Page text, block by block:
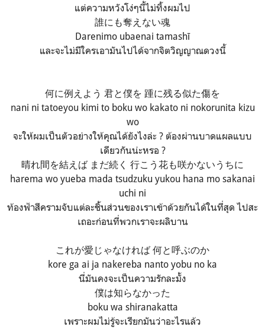
แต่ความหวังโง่ๆนี้ไม่ทิ้งผมไป
誰にも奪えない魂
Darenimo ubaenai tamashī
และจะไม่มีใครเอามันไปได้จากจิตวิญญาณดวงนี้
何に例えよう 君と僕を 踵に残る似た傷を
nani ni tatoeyou kimi to boku wo kakato ni nokorunita kizu
wo
จะให้ผมเป็นตัวอย่างให้คุณได้ยังไงล่ะ ? ต้องผ่านบาดแผลแบบ
เดียวกันน่ะหรอ ?
晴れ間を結えば まだ続く 行こう花も咲かないうちに
harema wo yueba mada tsudzuku yukou hana mo sakanai
uchi ni
ท้องฟ้าสีครามจับแต่ละชิ้นส่วนของเราเข้าด้วยกันได้ในที่สุด ไปสะ
เถอะก่อนที่พวกเราจะผลิบาน
これが愛じゃなければ 何と呼ぶのか
kore ga ai ja nakereba nanto yobu no ka
นี่มันคงจะเป็นความรักละมั้ง
僕は知らなかった
boku wa shiranakatta
เพราะผมไม่รู้จะเรียกมันว่าอะไรแล้ว